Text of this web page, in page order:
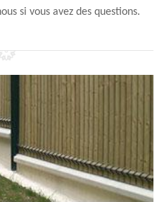
si vous avez des questions.